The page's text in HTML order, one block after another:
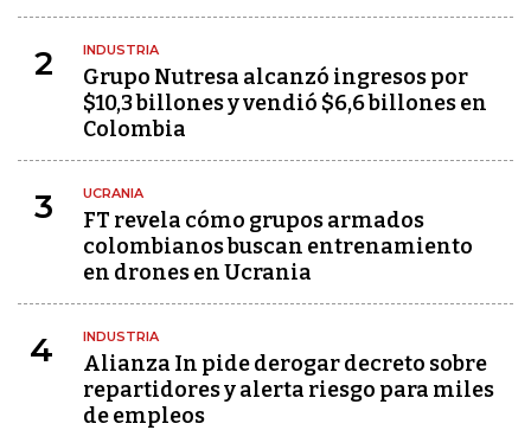
2 INDUSTRIA
Grupo Nutresa alcanzó ingresos por
$10,3 billones y vendió $6,6 billones en
Colombia
3 UCRANIA
FT revela cómo grupos armados
colombianos buscan entrenamiento
en drones en Ucrania
4 INDUSTRIA
Alianza In pide derogar decreto sobre
repartidores y alerta riesgo para miles
de empleos